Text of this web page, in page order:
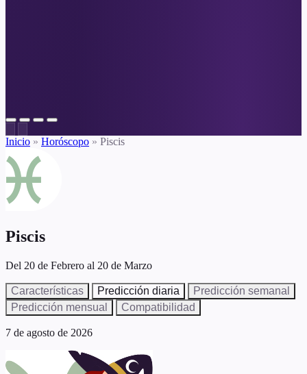
Inicio » Horóscopo » Piscis
Piscis
Del 20 de Febrero al 20 de Marzo
Características Predicción diaria
Predicción semanal
Predicción mensual
Compatibilidad
7 de agosto de 2026